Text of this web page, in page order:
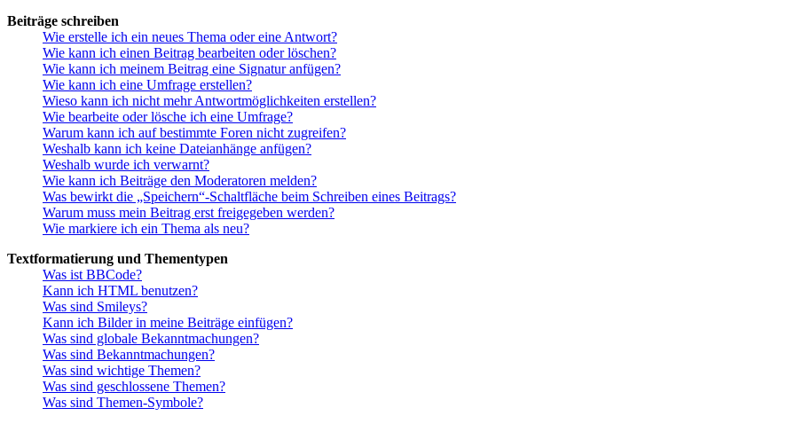
Beiträge schreiben
Wie erstelle ich ein neues Thema oder eine Antwort?
Wie kann ich einen Beitrag bearbeiten oder löschen?
Wie kann ich meinem Beitrag eine Signatur anfügen?
Wie kann ich eine Umfrage erstellen?
Wieso kann ich nicht mehr Antwortmöglichkeiten erstellen?
Wie bearbeite oder lösche ich eine Umfrage?
Warum kann ich auf bestimmte Foren nicht zugreifen?
Weshalb kann ich keine Dateianhänge anfügen?
Weshalb wurde ich verwarnt?
Wie kann ich Beiträge den Moderatoren melden?
Was bewirkt die „Speichern“-Schaltfläche beim Schreiben eines Beitrags?
Warum muss mein Beitrag erst freigegeben werden?
Wie markiere ich ein Thema als neu?
Textformatierung und Thementypen
Was ist BBCode?
Kann ich HTML benutzen?
Was sind Smileys?
Kann ich Bilder in meine Beiträge einfügen?
Was sind globale Bekanntmachungen?
Was sind Bekanntmachungen?
Was sind wichtige Themen?
Was sind geschlossene Themen?
Was sind Themen-Symbole?